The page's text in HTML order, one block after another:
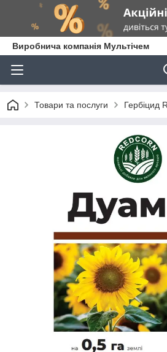
Виробнича компанія Мультічем
Товари та послуги Гербіцид